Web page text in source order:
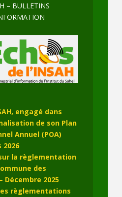
– BULLETINS
engagé dans
de son Plan
Annuel (POA)
2026
la règlementation
des
Décembre 2025
règlementations